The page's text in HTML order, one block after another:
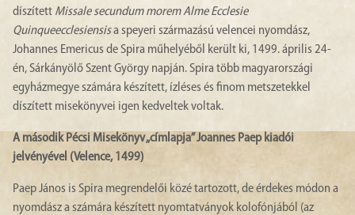
díszített Missale secundum morem Alme Ecclesie
Quinqueecclesiensisa speyeri származású velencei nyomdász,
Johannes Emericus de Spira műhelyéből került ki, 1499. április 24-
én, Sárkányölő Szent György napján. Spira több magyarországi
egyházmegye számára készített, ízléses és finom metszetekkel
díszített misekönyvei igen kedveltek voltak.
A második Pécsi Misekönyv „címlapja” Joannes Paep kiadói
jelvényével (Velence, 1499)
Paep János is Spira megrendelői közé tartozott, de érdekes módon a
nyomdász a számára készített nyomtatványok kolofónjából (az